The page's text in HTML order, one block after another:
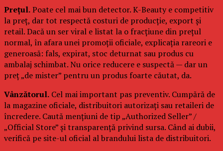
Prețul.Poate cel mai bun detector. K-Beauty e competitiv
la preț, dar tot respectă costuri de producție, export și
retail. Dacă un ser viral e listat la o fracțiune din prețul
normal, în afara unei promoții oficiale, explicația rareori e
generoasă: fals, expirat, stoc deturnat sau produs cu
ambalaj schimbat. Nu orice reducere e suspectă — dar un
preț „de mister” pentru un produs foarte căutat, da.
Vânzătorul. Cel mai important pas preventiv. Cumpără de
la magazine oficiale, distribuitori autorizați sau retaileri de
încredere. Caută mențiuni de tip „Authorized Seller” /
„Official Store” și transparență privind sursa. Când ai dubii,
verifică pe site-ul oficial al brandului lista de distribuitori.